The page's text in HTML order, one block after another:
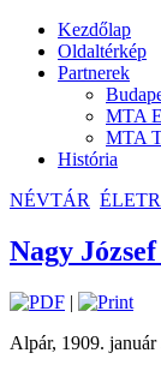
Kezdőlap
Oldaltérkép
Partnerek
MTA
MTA
História
NÉVTÁR
Nagy József
|
Alpár, 1909.